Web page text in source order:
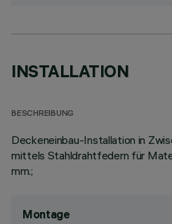
INSTALLATION
BESCHREIBUNG
Deckeneinbau-Installation in
mittels Stahldrahtfedern für
mm.;
Montage